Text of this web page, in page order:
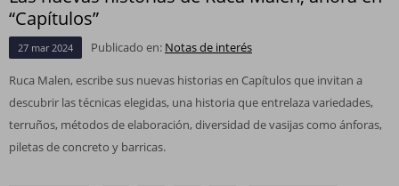
“Capítulos”
27 mar 2024 Publicado en: Notas de interés
Ruca Malen, escribe sus nuevas historias en Capítulos que invitan a
descubrir las técnicas elegidas, una historia que entrelaza variedades,
terruños, métodos de elaboración, diversidad de vasijas como ánforas,
piletas de concreto y barricas.